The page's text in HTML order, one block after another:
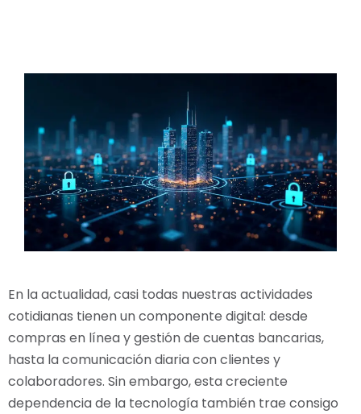
En la actualidad, casi todas nuestras actividades
cotidianas tienen un componente digital: desde
compras en línea y gestión de cuentas bancarias,
hasta la comunicación diaria con clientes y
colaboradores. Sin embargo, esta creciente
dependencia de la tecnología también trae consigo